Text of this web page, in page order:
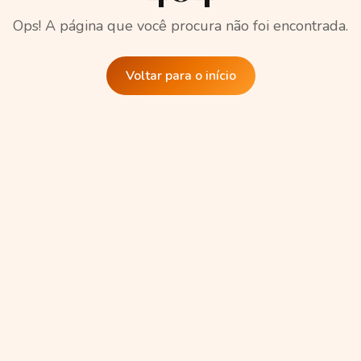
Ops! A página que você procura não foi encontrada.
Voltar para o início